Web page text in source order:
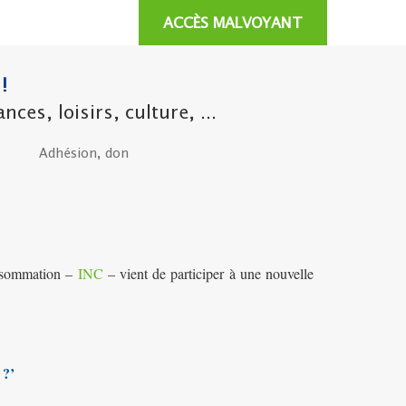
ACCÈS MALVOYANT
loisirs, culture, ...
Adhésion, don
– INC – vient de participer à une nouvelle